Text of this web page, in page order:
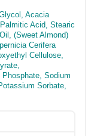
Acacia
Acid, Stearic
(Sweet Almond)
Cerifera
Cellulose,
Sodium
Sorbate,